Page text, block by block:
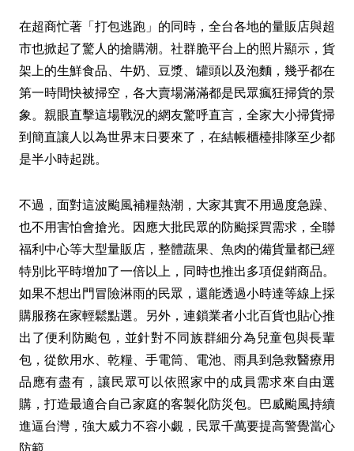
在超商忙著「打包逃跑」的同時，全台各地的量販店與超
市也掀起了驚人的搶購潮。社群脆平台上的照片顯示，貨
架上的生鮮食品、牛奶、豆漿、罐頭以及泡麵，幾乎都在
第一時間快被掃空，各大賣場滿滿都是民眾瘋狂掃貨的景
象。親眼直擊這場戰況的網友驚呼直言，全家大小掃貨掃
到簡直讓人以為世界末日要來了，在結帳櫃檯排隊至少都
是半小時起跳。
不過，面對這波颱風補糧熱潮，大家其實不用過度急躁、
也不用害怕會搶光。因應大批民眾的防颱採買需求，全聯
福利中心等大型量販店，整體蔬果、魚肉的備貨量都已經
特別比平時增加了一倍以上，同時也推出多項促銷商品。
如果不想出門冒險淋雨的民眾，還能透過小時達等線上採
購服務在家輕鬆點選。另外，連鎖業者小北百貨也貼心推
出了便利防颱包，並針對不同族群細分為兒童包與長輩
包，從飲用水、乾糧、手電筒、電池、雨具到急救醫療用
品應有盡有，讓民眾可以依照家中的成員需求來自由選
購，打造最適合自己家庭的客製化防災包。巴威颱風持續
進逼台灣，強大威力不容小覷，民眾千萬要提高警覺當心